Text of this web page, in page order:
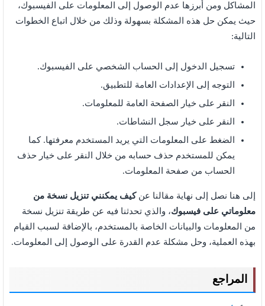
المشاكل ومن أبرزها عدم الوصول إلى المعلومات على الفيسبوك،
حيث يمكن حل هذه المشكلة بسهولة وذلك من خلال اتباع الخطوات
التالية:
تسجيل الدخول إلى الحساب الشخصي على الفيسبوك.
التوجه إلى الإعدادات العامة للتطبيق.
النقر على خيار الصفحة العامة للمعلومات.
النقر على خيار سجل النشاطات.
الضغط على المعلومات التي يريد المستخدم معرفتها. كما
يمكن للمستخدم حذف حسابه من خلال النقر على خيار حذف
الحساب من صفحة المعلومات.
إلى هنا نصل إلى نهاية مقالنا عنكيف يمكنني تنزيل نسخة من
معلوماتي على فيسبوك، والذي تحدثنا فيه عن طريقة تنزيل نسخة
من المعلومات والبيانات الخاصة بالمستخدم، بالإضافة لسبب القيام
بهذه العملية، وحل مشكلة عدم القدرة على الوصول إلى المعلومات.
المراجع